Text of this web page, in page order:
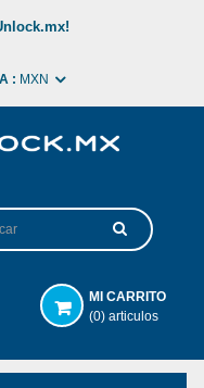
: MXN
MI CARRITO
(0) articulos